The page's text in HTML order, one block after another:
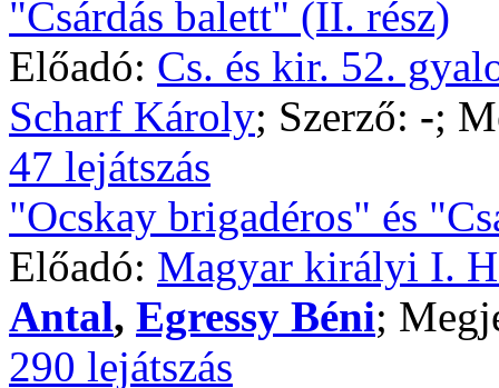
"Csárdás balett" (II. rész)
Előadó: Cs. és kir. 52.
Scharf Károly; Szerző: -;
47 lejátszás
"Ocskay brigadéros" és
Előadó: Magyar királyi I.
Antal, Egressy Béni;
290 lejátszás